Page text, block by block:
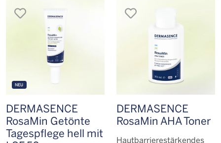
merken
NEU
DERMASENCE
RosaMin Getönte
Tagespflege hell mit
merken
DERMASENCE
RosaMin AHA Toner
Hautbarriere­stärkendes